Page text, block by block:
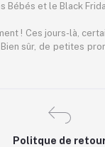
Bébés et le Black
! Ces jours-là,
sûr, de petites
Politque de